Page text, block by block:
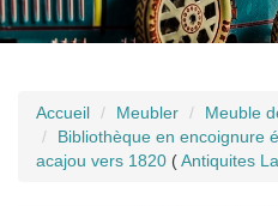
Accueil Meubler Meuble
Bibliothèque en encoignure
acajou vers 1820 (Antiquites